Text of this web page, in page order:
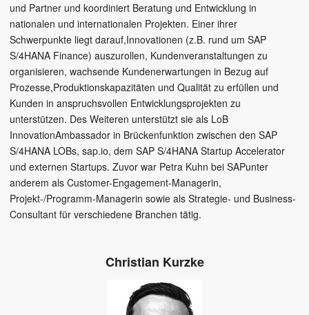
und Partner und koordiniert Beratung und Entwicklung in
nationalen und internationalen Projekten. Einer ihrer
Schwerpunkte liegt darauf,Innovationen (z.B. rund um SAP
S/4HANA Finance) auszurollen, Kundenveranstaltungen zu
organisieren, wachsende Kundenerwartungen in Bezug auf
Prozesse,Produktionskapazitäten und Qualität zu erfüllen und
Kunden in anspruchsvollen Entwicklungsprojekten zu
unterstützen. Des Weiteren unterstützt sie als LoB
InnovationAmbassador in Brückenfunktion zwischen den SAP
S/4HANA LOBs, sap.io, dem SAP S/4HANA Startup Accelerator
und externen Startups. Zuvor war Petra Kuhn bei SAPunter
anderem als Customer-Engagement-Managerin,
Projekt-/Programm-Managerin sowie als Strategie- und Business-
Consultant für verschiedene Branchen tätig.
Christian Kurzke